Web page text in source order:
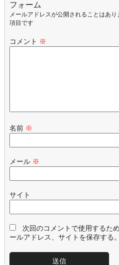
フォーム
メールアドレスが公開されることはあり
項目です
コメント ※
名前 ※
メール ※
サイト
次回のコメントで使用するた
ールアドレス、サイトを保存する。